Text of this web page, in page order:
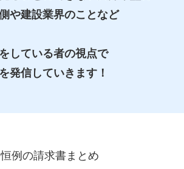
や建設業界のことなど
している者の視点で
発信していきます！
例の請求書まとめ